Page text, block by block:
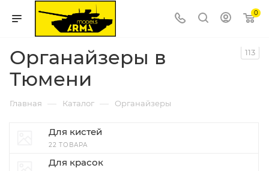
0
Органайзеры в
Тюмени
113
Главная — Каталог — Органайзеры
Для кистей
22 ТОВАРА
Для красок